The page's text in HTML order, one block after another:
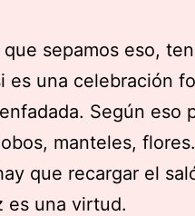
sepamos eso,
es una celebración
Según eso
manteles,
que recargar el
es una virtud.